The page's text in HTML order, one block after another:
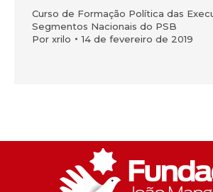
Curso de Formação Política das
Segmentos Nacionais do PSB
Por xrilo 14 de fevereiro de 2019